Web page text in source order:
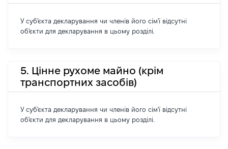
У суб'єкта декларування чи членів його сім'ї відсутні
об'єкти для декларування в цьому розділі.
5. Цінне рухоме майно (крім
транспортних засобів)
У суб'єкта декларування чи членів його сім'ї відсутні
об'єкти для декларування в цьому розділі.